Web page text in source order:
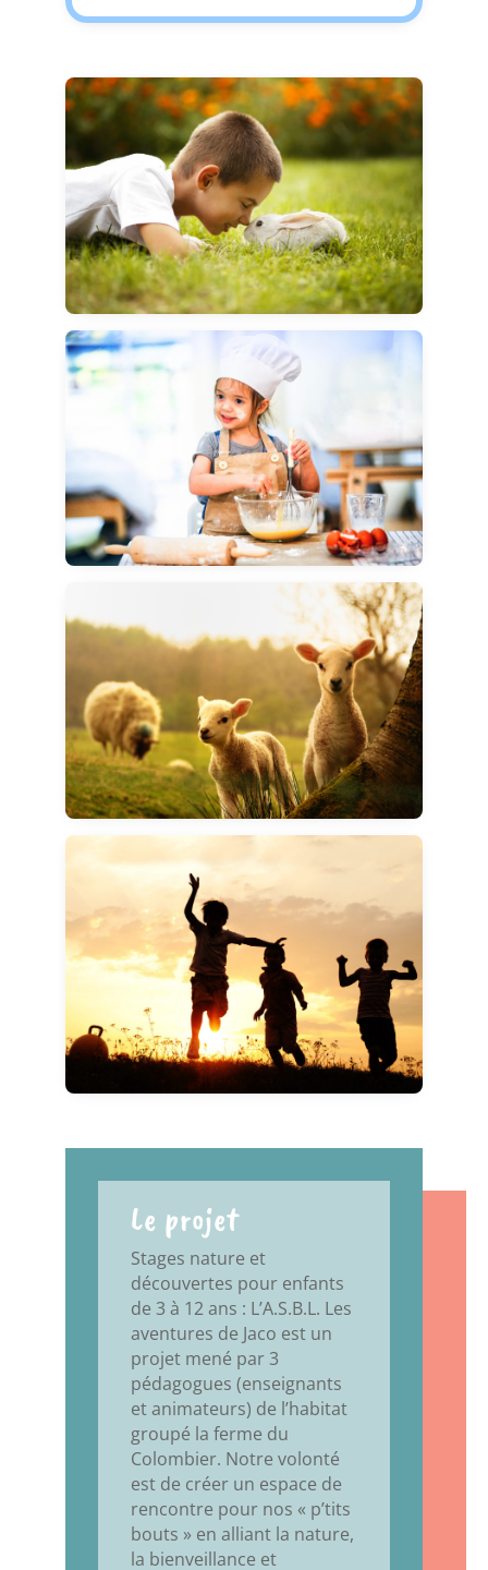
Le projet
Stages nature et
découvertes pour enfants
de 3 à 12 ans : L’A.S.B.L. Les
aventures de Jaco est un
projet mené par 3
pédagogues (enseignants
et animateurs) de l’habitat
groupé la ferme du
Colombier. Notre volonté
est de créer un espace de
rencontre pour nos « p’tits
bouts » en alliant la nature,
la bienveillance et